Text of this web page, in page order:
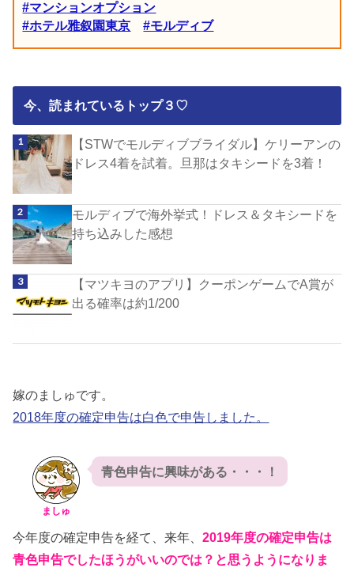
#マンションオプション
#ホテル雅叙園東京
#モルディブ
今、読まれているトップ３♡
【STWでモルディブブライダル】ケリーアンの
ドレス4着を試着。旦那はタキシードを3着！
モルディブで海外挙式！ドレス＆タキシードを
持ち込みした感想
【マツキヨのアプリ】クーポンゲームでA賞が
出る確率は約1/200
嫁のましゅです。
2018年度の確定申告は白色で申告しました。
ましゅ
青色申告に興味がある・・・！
今年度の確定申告を経て、来年、2019年度の確定申告は
青色申告でしたほうがいいのでは？と思うようになりま